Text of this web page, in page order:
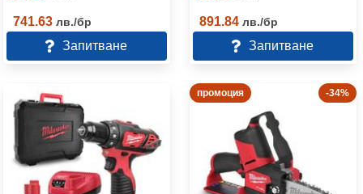
741.63 лв./бр
Запитване
891.84 лв./бр
Запитване
промоция -34%